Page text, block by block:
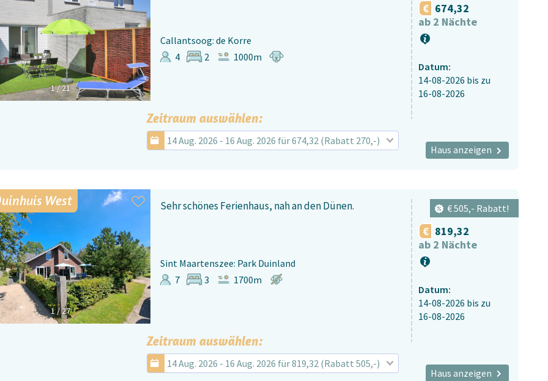
1/21
Callantsoog: de Korre
4
2 1000m
Zeitraum auswählen:
14 Aug. 2026 - 16 Aug. 2026 für 674,32 (Rabatt 270,-)
674,32
ab 2 Nächte
Datum:
14-08-2026 bis zu
16-08-2026
Haus anzeigen
1/27
West Sehr schönes Ferienhaus, nah an den Dünen.
Sint Maartenszee: Park Duinland
7
3 1700m
Zeitraum auswählen:
14 Aug. 2026 - 16 Aug. 2026 für 819,32 (Rabatt 505,-)
€ 505,- Rabatt!
819,32
ab 2 Nächte
Datum:
14-08-2026 bis zu
16-08-2026
Haus anzeigen